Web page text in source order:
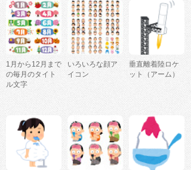
1月から12月まで
の毎月のタイト
ル文字
いろいろな顔ア
イコン
垂直離着陸ロケ
ット（アーム）